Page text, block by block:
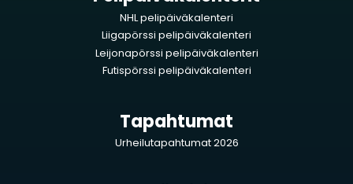
NHL pelipäiväkalenteri
Liigapörssi pelipäiväkalenteri
Leijonapörssi pelipäiväkalenteri
Futispörssi pelipäiväkalenteri
Tapahtumat
Urheilutapahtumat 2026